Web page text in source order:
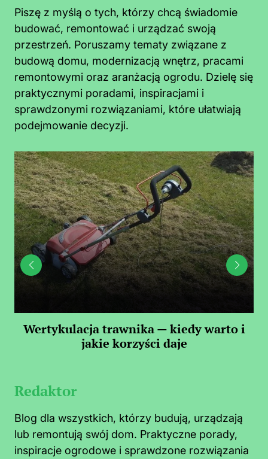
Piszę z myślą o tych, którzy chcą świadomie
budować, remontować i urządzać swoją
przestrzeń. Poruszamy tematy związane z
budową domu, modernizacją wnętrz, pracami
remontowymi oraz aranżacją ogrodu. Dzielę się
praktycznymi poradami, inspiracjami i
sprawdzonymi rozwiązaniami, które ułatwiają
podejmowanie decyzji.
Wertykulacja trawnika — kiedy warto i
jakie korzyści daje
Redaktor
Blog dla wszystkich, którzy budują, urządzają
lub remontują swój dom. Praktyczne porady,
inspiracje ogrodowe i sprawdzone rozwiązania